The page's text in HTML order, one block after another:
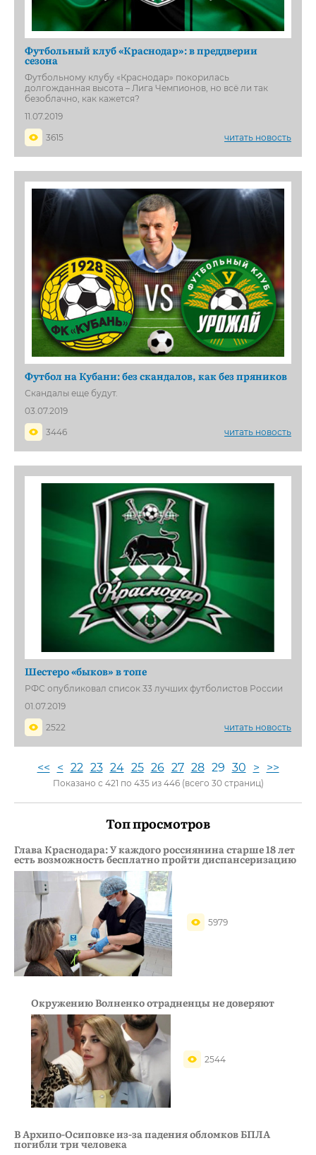
Футбольный клуб «Краснодар»: в преддверии
сезона
Футбольному клубу «Краснодар» покорилась
долгожданная высота – Лига Чемпионов, но всё ли так
безоблачно, как кажется?
11.07.2019
3615
читать новость
Футбол на Кубани: без скандалов, как без пряников
Скандалы еще будут.
03.07.2019
3446
читать новость
Шестеро «быков» в топе
РФС опубликовал список 33 лучших футболистов России
01.07.2019
2522
читать новость
<< < 22 23 24 25 26 27 28 29 30 > >>
Показано с 421 по 435 из 446 (всего 30 страниц)
Топ просмотров
Глава Краснодара: У каждого россиянина старше 18 лет
есть возможность бесплатно пройти диспансеризацию
5979
Окружению Волненко отрадненцы не доверяют
2544
В Архипо-Осиповке из-за падения обломков БПЛА
погибли три человека